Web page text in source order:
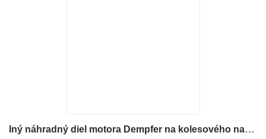
Iný náhradný diel motora Dempfer na kolesového nakladača Komatsu WA380